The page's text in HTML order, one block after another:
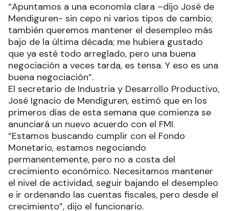
“Apuntamos a una economía clara –dijo José de
Mendiguren- sin cepo ni varios tipos de cambio;
también queremos mantener el desempleo más
bajo de la última década; me hubiera gustado
que ya esté todo arreglado, pero una buena
negociación a veces tarda, es tensa. Y eso es una
buena negociación”.
El secretario de Industria y Desarrollo Productivo,
José Ignacio de Mendiguren, estimó que en los
primeros días de esta semana que comienza se
anunciará un nuevo acuerdo con el FMI.
“Estamos buscando cumplir con el Fondo
Monetario, estamos negociando
permanentemente, pero no a costa del
crecimiento económico. Necesitamos mantener
el nivel de actividad, seguir bajando el desempleo
e ir ordenando las cuentas fiscales, pero desde el
crecimiento”, dijo el funcionario.